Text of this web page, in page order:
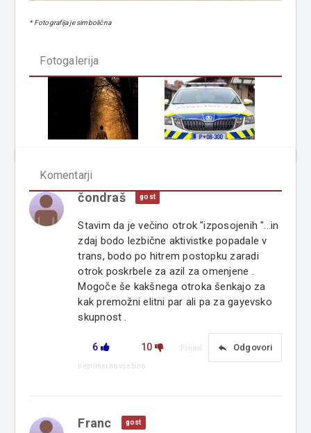
* Fotografija je simbolična
Fotogalerija
Komentarji
čondraš gost
Stavim da je večino otrok "izposojenih "...in
zdaj bodo lezbične aktivistke popadale v
trans, bodo po hitrem postopku zaradi
otrok poskrbele za azil za omenjene .
Mogoče še kakšnega otroka šenkajo za
kak premožni elitni par ali pa za gayevsko
skupnost .
6 10 reply Odgovori
Prijavi
neprimerno vsebino
Franc gost